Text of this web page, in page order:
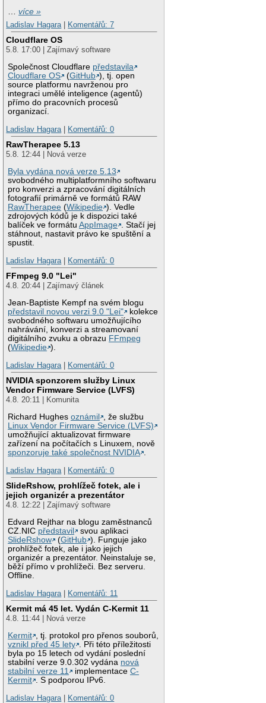
…více »
Ladislav Hagara
Komentářů: 7
Cloudflare OS
5.8. 17:00 | Zajímavý software
Společnost Cloudflare představila
Cloudflare OS
(GitHub ), tj. open
source platformu navrženou pro
integraci umělé inteligence (agentů)
přímo do pracovních procesů
organizací.
Ladislav Hagara
Komentářů: 0
RawTherapee 5.13
5.8. 12:44 | Nová verze
Byla vydána nová verze 5.13
svobodného multiplatformního softwaru
pro konverzi a zpracování digitálních
fotografií primárně ve formátů RAW
RawTherapee (Wikipedie ). Vedle
zdrojových kódů je k dispozici také
balíček ve formátuAppImage . Stačí jej
stáhnout, nastavit právo ke spuštění a
spustit.
Ladislav Hagara
Komentářů: 0
FFmpeg 9.0 "Lei"
4.8. 20:44 | Zajímavý článek
Jean-Baptiste Kempf na svém blogu
představil novou verzi 9.0 "Lei"
kolekce
svobodného softwaru umožňujícího
nahrávání, konverzi a streamovaní
digitálního zvuku a obrazu FFmpeg
(Wikipedie ).
Ladislav Hagara | Komentářů: 0
NVIDIA sponzorem služby Linux
Vendor Firmware Service (LVFS)
4.8. 20:11 | Komunita
Richard Hughesoznámil
, že službu
Linux Vendor Firmware Service (LVFS)
umožňující aktualizovat firmware
zařízení na počítačích s Linuxem, nově
sponzoruje také společnost NVIDIA .
Ladislav Hagara | Komentářů: 0
SlideRshow, prohlížeč fotek, ale i
jejich organizér a prezentátor
4.8. 12:22 | Zajímavý software
Edvard Rejthar na blogu zaměstnanců
CZ.NIC představil
svou aplikaci
SlideRshow
(GitHub ). Funguje jako
prohlížeč fotek, ale i jako jejich
organizér a prezentátor. Neinstaluje se,
běží přímo v prohlížeči. Bez serveru.
Offline.
Ladislav Hagara | Komentářů: 11
Kermit má 45 let. Vydán C-Kermit 11
4.8. 11:44 | Nová verze
Kermit
, tj. protokol pro přenos souborů,
vznikl před 45 lety
. Při této příležitosti
byla po 15 letech od vydání poslední
stabilní verze 9.0.302 vydána nová
stabilní verze 11
implementaceC-
Kermit
. S podporou IPv6.
Ladislav Hagara | Komentářů: 0